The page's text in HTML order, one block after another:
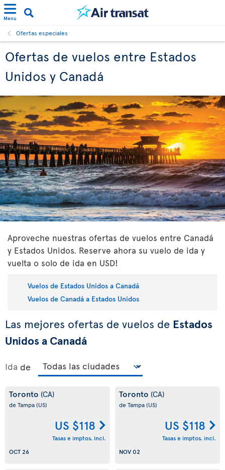
Menu
Ofertas especiales
Ofertas de vuelos entre Estados
Unidos y Canadá
Aproveche nuestras ofertas de vuelos entre Canadá
y Estados Unidos. Reserve ahora su vuelo de ida y
vuelta o solo de ida en USD!
Vuelos de Estados Unidos a Canadá
Vuelos de Canadá a Estados Unidos
Las mejores ofertas de vuelos de Estados
Unidos a Canadá
Ida de
Toronto (CA)
de Tampa(US)
US $118
Tasas e imptos. incl.
OCT 26
Toronto (CA)
de Tampa(US)
US $118
Tasas e imptos. incl.
NOV 02